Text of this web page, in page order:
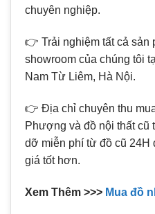
chuyên nghiệp.
👉 Trải nghiệm tất cả sản
showroom của chúng tôi
Nam Từ Liêm, Hà Nội.
👉 Địa chỉ chuyên thu
Phượng và đồ nội thất cũ
dỡ miễn phí từ đồ cũ 24H
giá tốt hơn.
Xem Thêm >>> Mua đồ